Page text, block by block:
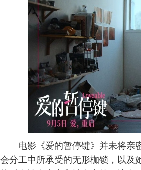
电影《爱的暂停键》并未将亲
会分工中所承受的无形枷锁，以及